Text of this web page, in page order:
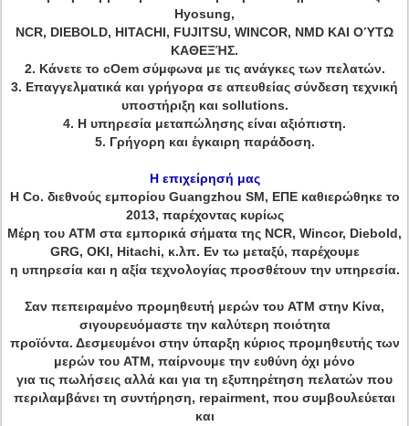
Hyosung,
NCR, DIEBOLD, HITACHI, FUJITSU, WINCOR, NMD ΚΑΙ ΟΎΤΩ
ΚΑΘΕΞΉΣ.
2. Κάνετε το cOem σύμφωνα με τις ανάγκες των πελατών.
3. Επαγγελματικά και γρήγορα σε απευθείας σύνδεση τεχνική
υποστήριξη και sollutions.
4. Η υπηρεσία μεταπώλησης είναι αξιόπιστη.
5. Γρήγορη και έγκαιρη παράδοση.
Η επιχείρησή μας
Η Co. διεθνούς εμπορίου Guangzhou SM, ΕΠΕ καθιερώθηκε το
2013, παρέχοντας κυρίως
Μέρη του ATM στα εμπορικά σήματα της NCR, Wincor, Diebold,
GRG, OKI, Hitachi, κ.λπ. Εν τω μεταξύ, παρέχουμε
η υπηρεσία και η αξία τεχνολογίας προσθέτουν την υπηρεσία.
Σαν πεπειραμένο προμηθευτή μερών του ATM στην Κίνα,
σιγουρευόμαστε την καλύτερη ποιότητα
προϊόντα. Δεσμευμένοι στην ύπαρξη κύριος προμηθευτής των
μερών του ATM, παίρνουμε την ευθύνη όχι μόνο
για τις πωλήσεις αλλά και για τη εξυπηρέτηση πελατών που
περιλαμβάνει τη συντήρηση, repairment, που συμβουλεύεται
και